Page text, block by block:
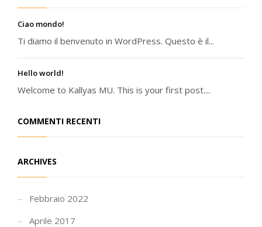
Ciao mondo!
Ti diamo il benvenuto in WordPress. Questo è il...
Hello world!
Welcome to Kallyas MU. This is your first post....
COMMENTI RECENTI
ARCHIVES
Febbraio 2022
Aprile 2017